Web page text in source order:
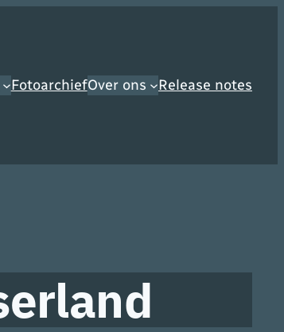
FotoarchiefOver ons Release notes